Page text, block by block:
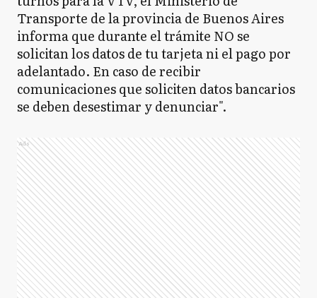
Transporte de la provincia de Buenos Aires
informa que durante el trámite NO se
solicitan los datos de tu tarjeta ni el pago por
adelantado. En caso de recibir
comunicaciones que soliciten datos bancarios
se deben desestimar y denunciar".
Ads